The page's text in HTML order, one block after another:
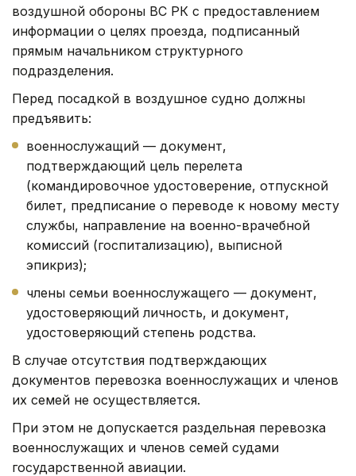
воздушной обороны ВС РК с предоставлением
информации о целях проезда, подписанный
прямым начальником структурного
подразделения.
Перед посадкой в воздушное судно должны
предъявить:
военнослужащий — документ,
подтверждающий цель перелета
(командировочное удостоверение, отпускной
билет, предписание о переводе к новому месту
службы, направление на военно-врачебной
комиссий (госпитализацию), выписной
эпикриз);
члены семьи военнослужащего — документ,
удостоверяющий личность, и документ,
удостоверяющий степень родства.
В случае отсутствия подтверждающих
документов перевозка военнослужащих и членов
их семей не осуществляется.
При этом не допускается раздельная перевозка
военнослужащих и членов семей судами
государственной авиации.